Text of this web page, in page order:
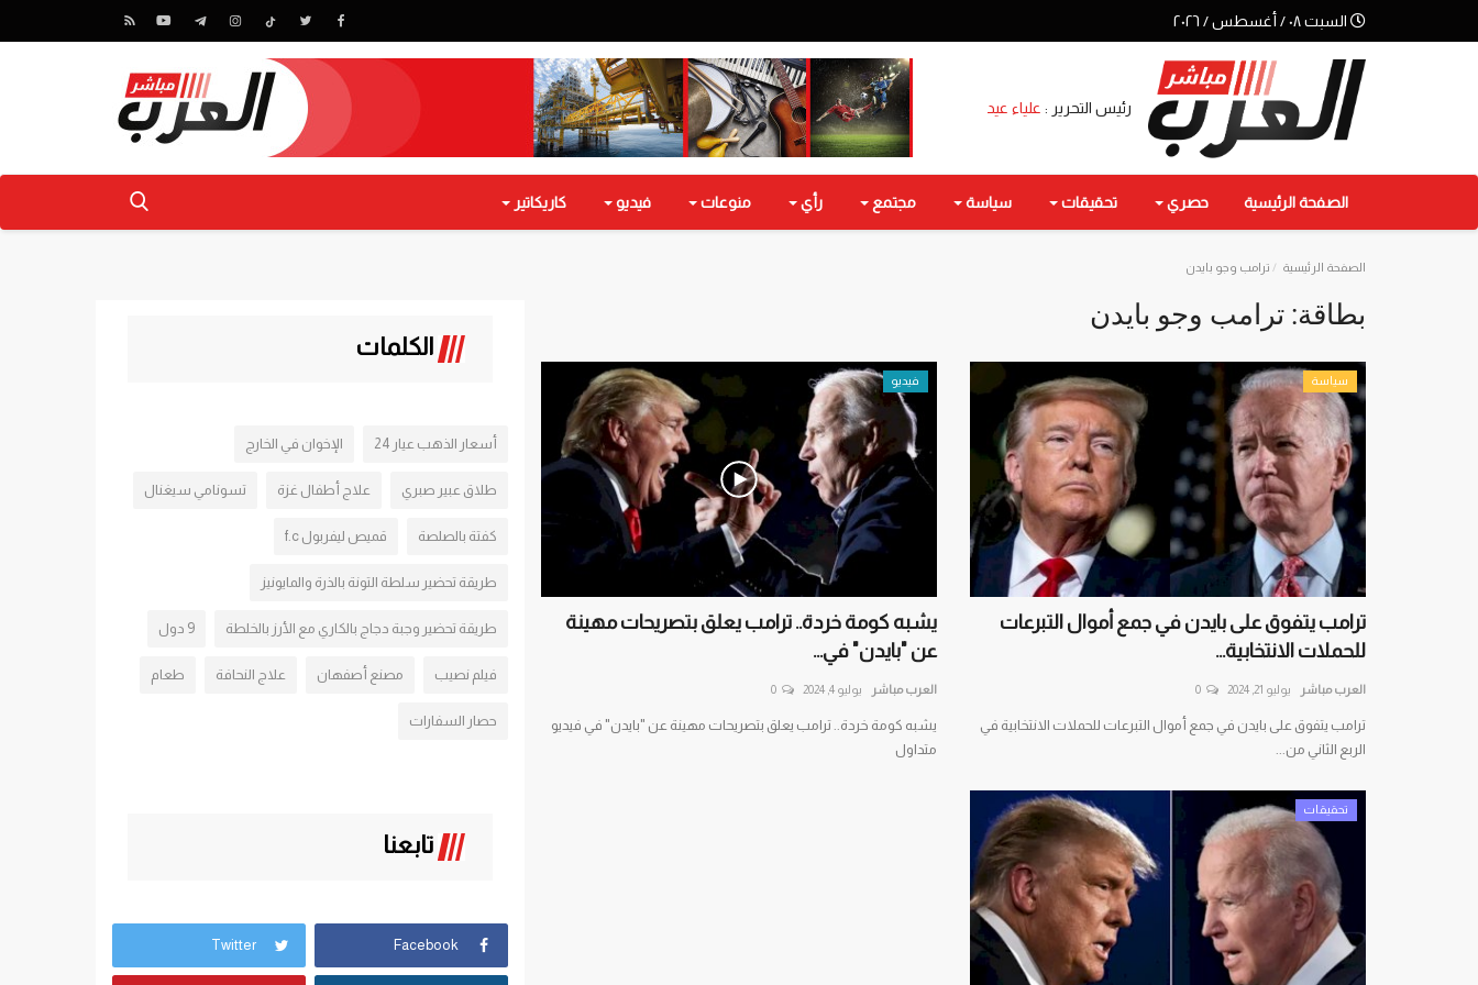
السبت ٠٨ / أغسطس / ٢٠٢٦
رئيس التحرير : علياء عيد
الصفحة الرئيسية حصري تحقيقات سياسة مجتمع رأي منوعات فيديو كاريكاتير
الصفحة الرئيسية ترامب وجو بايدن
بطاقة: ترامب وجو بايدن
سياسة
ترامب يتفوق على بايدن في جمع أموال التبرعات
للحملات الانتخابية...
العرب مباشر يوليو 21, 2024 0
ترامب يتفوق على بايدن في جمع أموال التبرعات للحملات الانتخابية في
الربع الثاني من...
فيديو
يشبه كومة خردة.. ترامب يعلق بتصريحات مهينة
عن "بايدن" في...
العرب مباشر يوليو 4, 2024 0
يشبه كومة خردة.. ترامب يعلق بتصريحات مهينة عن "بايدن" في فيديو
متداول
تحقيقات
الكلمات
أسعار الذهب عيار 24 الإخوان في الخارج
طلاق عبير صبري علاج أطفال غزة تسونامي سيغنال
كفتة بالصلصة قميص ليفربول f.c
طريقة تحضير سلطة التونة بالذرة والمايونيز
طريقة تحضير وجبة دجاج بالكاري مع الأرز بالخلطة 9 دول
فيلم نصيب مصنع أصفهان علاج النحافة طعام
حصار السفارات
تابعنا
Facebook
Twitter